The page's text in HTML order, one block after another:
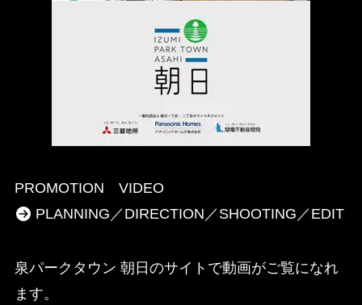
PROMOTION VIDEO
PLANNING／DIRECTION／SHOOTING／EDIT
泉パークタウン 朝日のサイトで動画がご覧になれ
ます。